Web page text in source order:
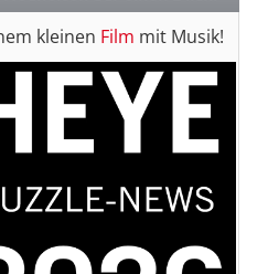
kleinen Film mit Musik!